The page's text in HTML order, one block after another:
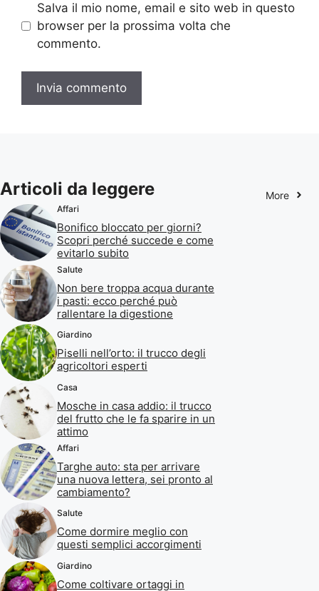
Salva il mio nome, email e sito web in questo
browser per la prossima volta che
commento.
Articoli da leggere More
Affari
Bonifico bloccato per giorni?
Scopri perché succede e come
evitarlo subito
Salute
Non bere troppa acqua durante
i pasti: ecco perché può
rallentare la digestione
Giardino
Piselli nell’orto: il trucco degli
agricoltori esperti
Casa
Mosche in casa addio: il trucco
del frutto che le fa sparire in un
attimo
Affari
Targhe auto: sta per arrivare
una nuova lettera, sei pronto al
cambiamento?
Salute
Come dormire meglio con
questi semplici accorgimenti
Giardino
Come coltivare ortaggi in